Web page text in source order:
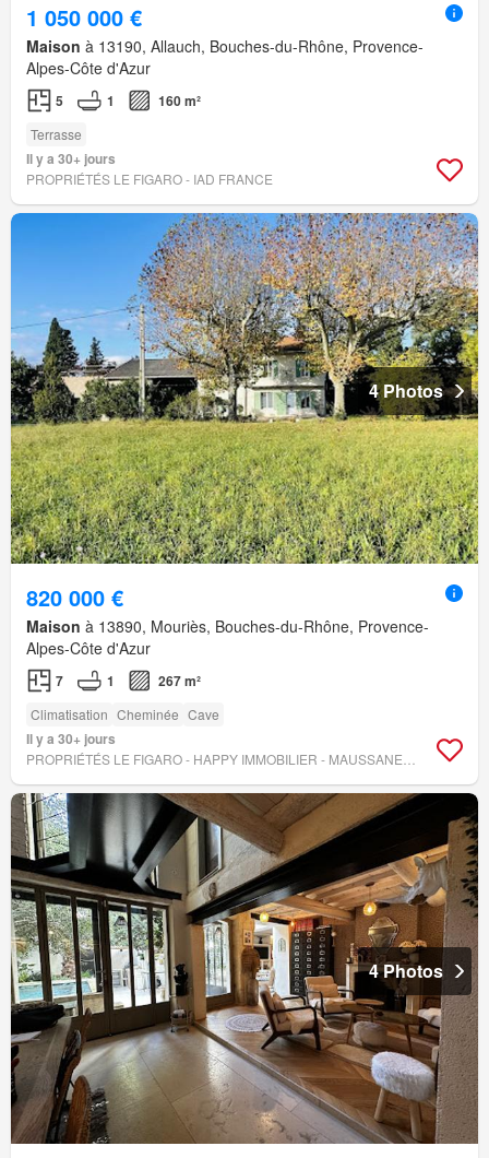
1 050 000 €
Maison à 13190, Allauch, Bouches-du-Rhône, Provence-
Alpes-Côte d'Azur
5 1 160 m²
Terrasse
Il y a 30+ jours
PROPRIÉTÉS LE FIGARO - IAD FRANCE
4 Photos
820 000 €
Maison à 13890, Mouriès, Bouches-du-Rhône, Provence-
Alpes-Côte d'Azur
7 1 267 m²
Climatisation Cheminée Cave
Il y a 30+ jours
4 Photos